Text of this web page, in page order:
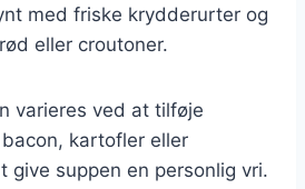
med friske krydderurter og
eller croutoner.
varieres ved at tilføje
kartofler eller
give suppen en personlig vri.